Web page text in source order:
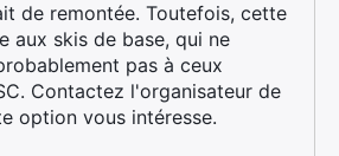
de remontée. Toutefois, cette
aux skis de base, qui ne
pas à ceux
Contactez l'organisateur de
option vous intéresse.